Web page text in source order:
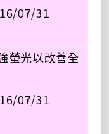
07/31
螢光以改善全
07/31